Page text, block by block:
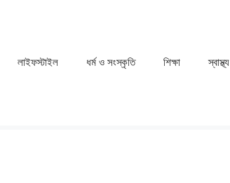
লাইফস্টাইল ধর্ম ও সংস্কৃতি ⁠⁠শিক্ষা ⁠⁠স্বাস্থ্য